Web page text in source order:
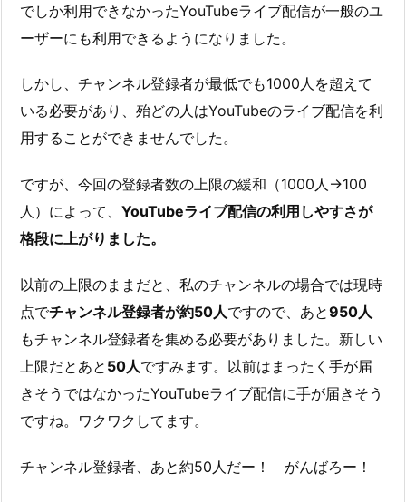
でしか利用できなかったYouTubeライブ配信が一般のユ
ーザーにも利用できるようになりました。
しかし、チャンネル登録者が最低でも1000人を超えて
いる必要があり、殆どの人はYouTubeのライブ配信を利
用することができませんでした。
ですが、今回の登録者数の上限の緩和（1000人→100
人）によって、 YouTubeライブ配信の利用しやすさが
格段に上がりました。
以前の上限のままだと、私のチャンネルの場合では現時
点でチャンネル登録者が約50人ですので、あと950人
もチャンネル登録者を集める必要がありました。新しい
上限だとあと 50人ですみます。以前はまったく手が届
きそうではなかったYouTubeライブ配信に手が届きそう
ですね。ワクワクしてます。
チャンネル登録者、あと約50人だー！ がんばろー！